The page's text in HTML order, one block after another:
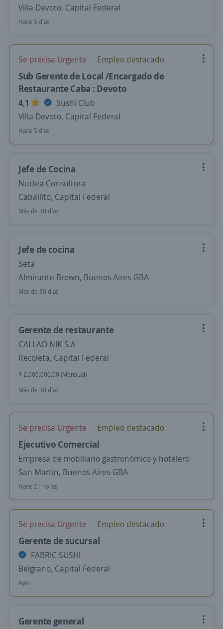
Villa Devoto, Capital Federal
Hace 5 días
Se precisa Urgente Empleo destacado
Sub Gerente de Local /Encargado de
Restaurante Caba : Devoto
4,1
Sushi Club
Villa Devoto, Capital Federal
Hace 5 días
Jefe de Cocina
Nuclea Consultora
Caballito, Capital Federal
Más de 30 días
Jefe de cocina
Seta
Almirante Brown, Buenos Aires-GBA
Más de 30 días
Gerente de restaurante
CALLAO NIK S.A
Recoleta, Capital Federal
$ 2.000.000,00 (Mensual)
Más de 30 días
Se precisa Urgente Empleo destacado
Ejecutivo Comercial
Empresa de mobiliario gastronómico y hotelero
San Martín, Buenos Aires-GBA
Hace 21 horas
Se precisa Urgente Empleo destacado
Gerente de sucursal
FABRIC SUSHI
Belgrano, Capital Federal
Ayer
Gerente general